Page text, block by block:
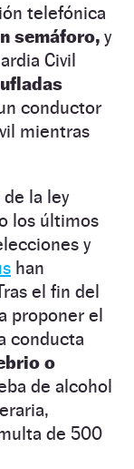
telefónica
semáforo, y
Civil
conductor
mientras
la ley
los últimos
y
han
el fin del
proponer el
conducta
o
de alcohol
de 500